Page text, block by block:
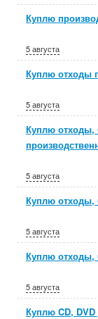
Куплю
5 августа
Куплю отходы
5 августа
Куплю отходы,
5 августа
Куплю
5 августа
Куплю отходы,
5 августа
Куплю CD, DVD